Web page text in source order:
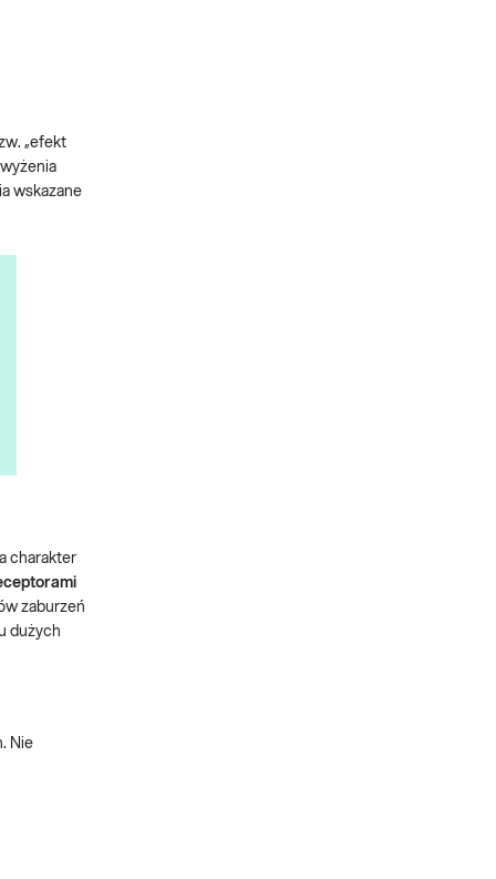
„efekt
wskazane
charakter
zaburzeń
dużych
Nie